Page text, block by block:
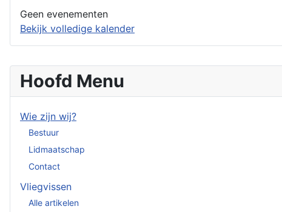
Hoofd Menu
Wie zijn wij?
Bestuur
Lidmaatschap
Contact
Vliegvissen
Alle artikelen
Geen evenementen
Bekijk volledige kalender